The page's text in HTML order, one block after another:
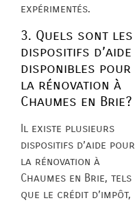
expérimentés.
3. Quels sont les
dispositifs d’aide
disponibles pour
la rénovation à
Chaumes en Brie?
Il existe plusieurs
dispositifs d’aide pour
la rénovation à
Chaumes en Brie, tels
que le crédit d’impôt,